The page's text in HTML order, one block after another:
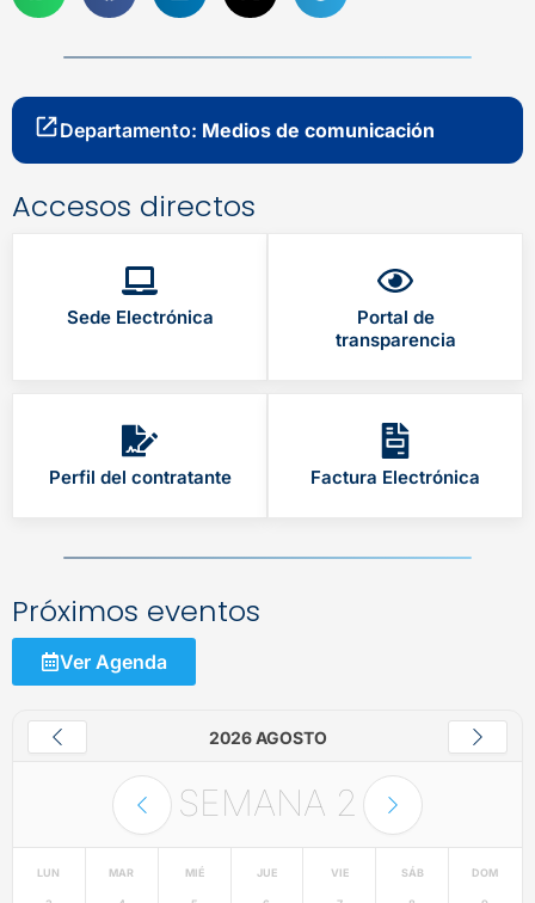
Departamento: Medios de comunicación
Accesos directos
Sede Electrónica
Portal de
transparencia
Perfil del contratante Factura Electrónica
Próximos eventos
Ver Agenda
2026 AGOSTO
SEMANA 2
LUN MAR MIÉ JUE VIE SÁB DOM